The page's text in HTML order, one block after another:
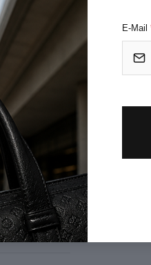
Фіксатор
леза
Колір
Великий Ширина
1
EVOKE
Довічна
E-Mail